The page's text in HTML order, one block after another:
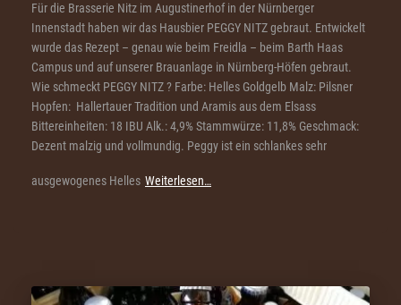
Für die Brasserie Nitz im Augustinerhof in der Nürnberger
Innenstadt haben wir das Hausbier PEGGY NITZ gebraut. Entwickelt
wurde das Rezept – genau wie beim Freidla – beim Barth Haas
Campus und auf unserer Brauanlage in Nürnberg-Höfen gebraut.
Wie schmeckt PEGGY NITZ ? Farbe: Helles Goldgelb Malz: Pilsner
Hopfen: Hallertauer Tradition und Aramis aus dem Elsass
Bittereinheiten: 18 IBU Alk.: 4,9% Stammwürze: 11,8% Geschmack:
Dezent malzig und vollmundig. Peggy ist ein schlankes sehr
ausgewogenes Helles Weiterlesen…